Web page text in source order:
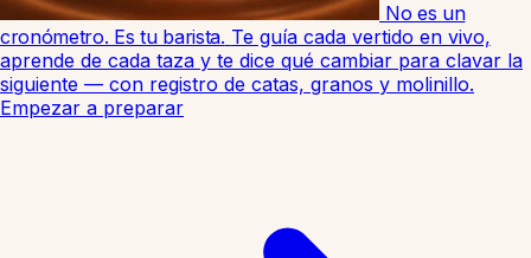
No es un
cronómetro. Es tu barista. Te guía cada vertido en vivo,
aprende de cada taza y te dice qué cambiar para clavar la
siguiente — con registro de catas, granos y molinillo.
Empezar a preparar